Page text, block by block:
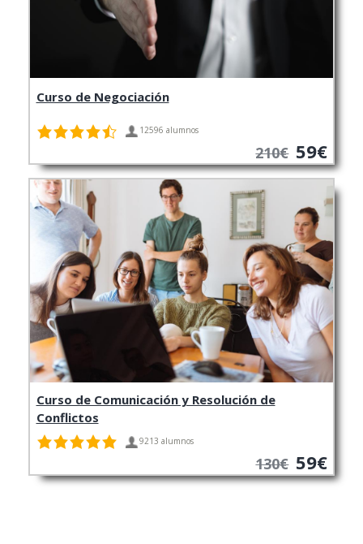
Curso de Negociación
12596 alumnos
210€ 59€
Curso de Comunicación y Resolución de
Conflictos
9213 alumnos
130€ 59€